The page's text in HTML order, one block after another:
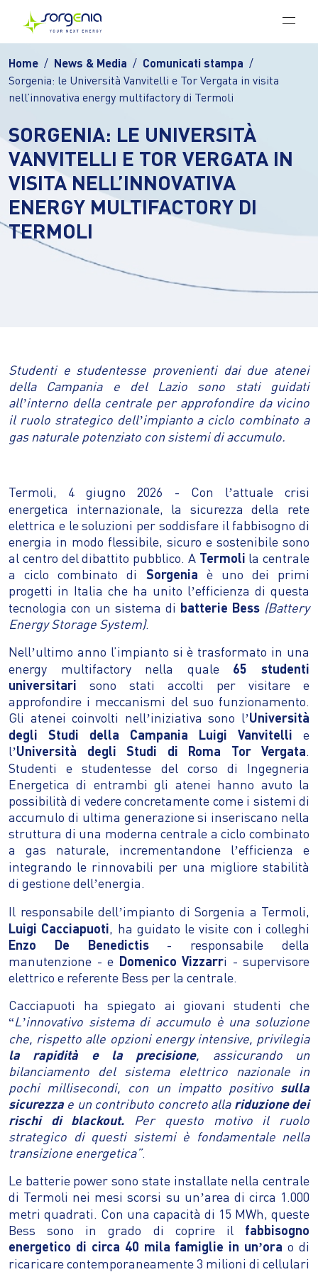
Vai al contenuto principale
Home News & Media
Comunicati stampa
Sorgenia: le Università Vanvitelli e Tor Vergata in visita
nell’innovativa energy multifactory di Termoli
SORGENIA: LE UNIVERSITÀ
VANVITELLI E TOR VERGATA IN
VISITA NELL’INNOVATIVA
ENERGY MULTIFACTORY DI
TERMOLI
Studenti e studentesse provenienti dai due atenei
della Campania e del Lazio sono stati guidati
all’interno della centrale per approfondire da vicino
il ruolo strategico dell’impianto a ciclo combinato a
gas naturale potenziato con sistemi di accumulo.
Termoli, 4 giugno 2026 - Con l’attuale crisi
energetica internazionale, la sicurezza della rete
elettrica e le soluzioni per soddisfare il fabbisogno di
energia in modo flessibile, sicuro e sostenibile sono
al centro del dibattito pubblico. A Termoli la centrale
a ciclo combinato di Sorgenia è uno dei primi
progetti in Italia che ha unito l’efficienza di questa
tecnologia con un sistema di batterie Bess (Battery
Energy Storage System).
Nell’ultimo anno l’impianto si è trasformato in una
energy multifactory nella quale 65 studenti
universitari sono stati accolti per visitare e
approfondire i meccanismi del suo funzionamento.
Gli atenei coinvolti nell’iniziativa sono l’Università
degli Studi della Campania Luigi Vanvitelli e
l’Università degli Studi di Roma Tor Vergata.
Studenti e studentesse del corso di Ingegneria
Energetica di entrambi gli atenei hanno avuto la
possibilità di vedere concretamente come i sistemi di
accumulo di ultima generazione si inseriscano nella
struttura di una moderna centrale a ciclo combinato
a gas naturale, incrementandone l’efficienza e
integrando le rinnovabili per una migliore stabilità
di gestione dell’energia.
Il responsabile dell’impianto di Sorgenia a Termoli,
Luigi Cacciapuoti, ha guidato le visite con i colleghi
Enzo De Benedictis- responsabile della
manutenzione - e Domenico Vizzarri - supervisore
elettrico e referente Bess per la centrale.
Cacciapuoti ha spiegato ai giovani studenti che
“L’innovativo sistema di accumulo è una soluzione
che, rispetto alle opzioni energy intensive, privilegia
la rapidità e la precisione, assicurando un
bilanciamento del sistema elettrico nazionale in
pochi millisecondi, con un impatto positivo sulla
sicurezza e un contributo concreto allariduzione dei
rischi di blackout. Per questo motivo il ruolo
strategico di questi sistemi è fondamentale nella
transizione energetica”.
Le batterie power sono state installate nella centrale
di Termoli nei mesi scorsi su un’area di circa 1.000
metri quadrati. Con una capacità di 15 MWh, queste
Bess sono in grado di coprire il fabbisogno
energetico di circa 40 mila famiglie in un’ora o di
ricaricare contemporaneamente 3 milioni di cellulari